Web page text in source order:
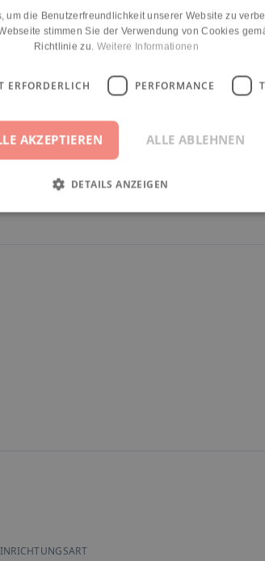
n/a n/a
um die Benutzerfreundlichkeit unserer Website zu
stimmen Sie der Verwendung von Cookies
Richtlinie zu. Weitere Informationen
ERFORDERLICH PERFORMANCE
AKZEPTIEREN ALLE ABLEHNEN
DETAILS ANZEIGEN